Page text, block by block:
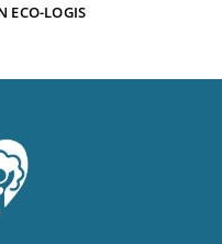
ECO-LOGIS